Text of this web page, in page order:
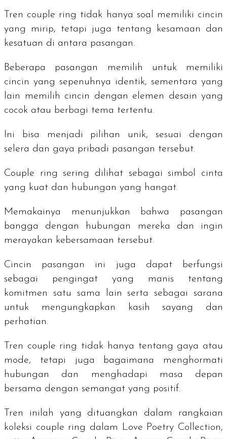
Tren couple ring tidak hanya soal memiliki cincin
yang mirip, tetapi juga tentang kesamaan dan
kesatuan di antara pasangan.
Beberapa pasangan memilih untuk memiliki
cincin yang sepenuhnya identik, sementara yang
lain memilih cincin dengan elemen desain yang
cocok atau berbagi tema tertentu.
Ini bisa menjadi pilihan unik, sesuai dengan
selera dan gaya pribadi pasangan tersebut.
Couple ring sering dilihat sebagai simbol cinta
yang kuat dan hubungan yang hangat.
Memakainya menunjukkan bahwa pasangan
bangga dengan hubungan mereka dan ingin
merayakan kebersamaan tersebut.
Cincin pasangan ini juga dapat berfungsi
sebagai pengingat yang manis tentang
komitmen satu sama lain serta sebagai sarana
untuk mengungkapkan kasih sayang dan
perhatian.
Tren couple ring tidak hanya tentang gaya atau
mode, tetapi juga bagaimana menghormati
hubungan dan menghadapi masa depan
bersama dengan semangat yang positif.
Tren inilah yang dituangkan dalam rangkaian
koleksi couple ring dalam Love Poetry Collection,